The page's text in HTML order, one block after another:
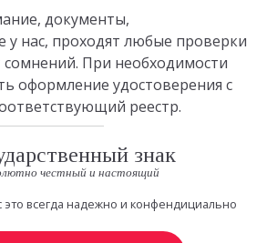
документы,
у нас, проходят любые проверки
При необходимости
оформление удостоверения с
реестр.
знак
честный и настоящий
это всегда надежно и конфендициально